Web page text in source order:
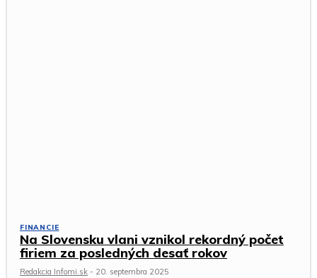
FINANCIE
Na Slovensku vlani vznikol rekordný počet
firiem za posledných desať rokov
Redakcia Infomi.sk - 20. septembra 2025